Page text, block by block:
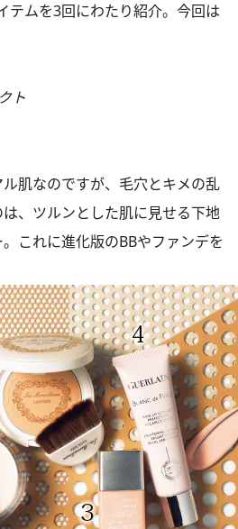
テムを3回にわたり紹介。今回は
ト
ル肌なのですが、毛穴とキメの乱
、ツルンとした肌に見せる下地
これに進化版のBBやファンデを